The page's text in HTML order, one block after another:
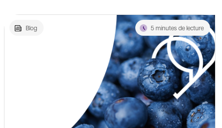
Blog 5 minutes de lecture